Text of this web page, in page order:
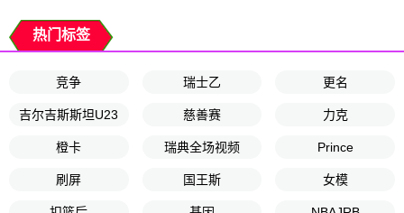
热门标签
竞争 瑞士乙 更名
吉尔吉斯斯坦U23 慈善赛 力克
橙卡 瑞典全场视频 Prince
刷屏 国王斯 女模